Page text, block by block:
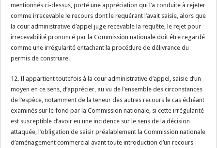
mentionnés ci-dessus, porté une appréciation qui l’a conduite à rejeter
comme irrecevable le recours dont le requérant l’avait saisie, alors que
la cour administrative d’appel juge recevable la requête, le rejet pour
irrecevabilité prononcé par la Commission nationale doit être regardé
comme une irrégularité entachant la procédure de délivrance du
permis de construire.
12. Il appartient toutefois à la cour administrative d’appel, saisie d’un
moyen en ce sens, d’apprécier, au vu de l’ensemble des circonstances
de l’espèce, notamment de la teneur des autres recours le cas échéant
examinés sur le fond par la Commission nationale, si cette irrégularité
est susceptible d’avoir eu une incidence sur le sens de la décision
attaquée, l’obligation de saisir préalablement la Commission nationale
d’aménagement commercial avant toute introduction d’un recours